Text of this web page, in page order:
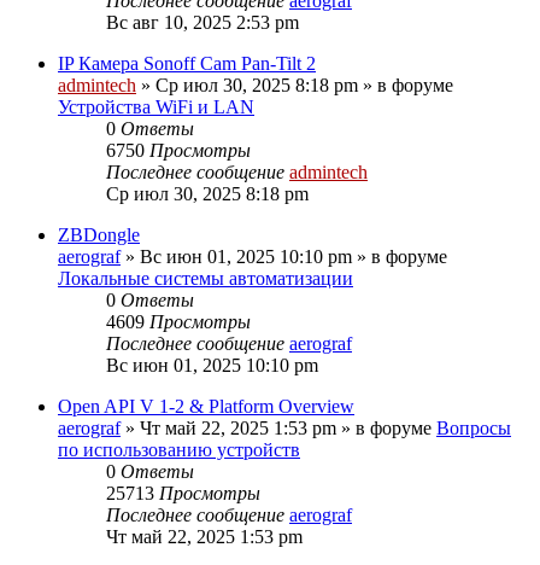
Вс авг 10, 2025 2:53 pm
IP Камера Sonoff Cam Pan-Tilt 2
admintech » Ср июл 30, 2025 8:18 pm » в форуме
Устройства WiFi и LAN
0 Ответы
6750 Просмотры
Последнее сообщение admintech
Ср июл 30, 2025 8:18 pm
ZBDongle
aerograf» Вс июн 01, 2025 10:10 pm » в форуме
Локальные системы автоматизации
0 Ответы
4609 Просмотры
Последнее сообщение aerograf
Вс июн 01, 2025 10:10 pm
Open API V 1-2 & Platform Overview
aerograf» Чт май 22, 2025 1:53 pm » в форуме Вопросы
по использованию устройств
0 Ответы
25713 Просмотры
Последнее сообщение aerograf
Чт май 22, 2025 1:53 pm